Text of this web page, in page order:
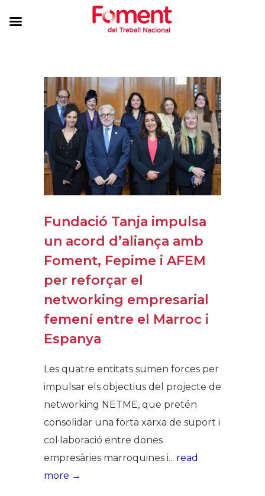
Fundació Tanja impulsa
un acord d’aliança amb
Foment, Fepime i AFEM
per reforçar el
networking empresarial
femení entre el Marroc i
Espanya
Les quatre entitats sumen forces per
impulsar els objectius del projecte de
networking NETME, que pretén
consolidar una forta xarxa de suport i
col·laboració entre dones
empresàries marroquines i... read
more →